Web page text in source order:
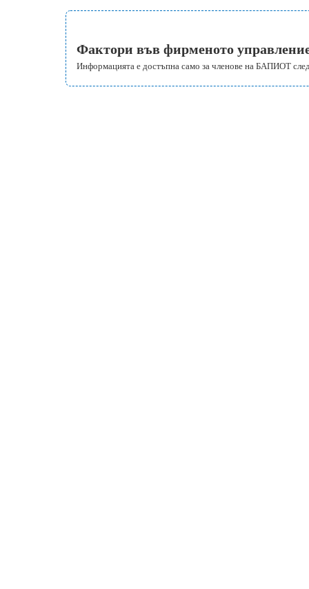
Фактори във фирменото
Информацията е достъпна само за членове на БАПИОТ